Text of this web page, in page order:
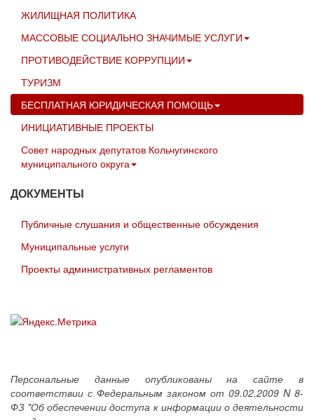
ЖИЛИЩНАЯ ПОЛИТИКА
МАССОВЫЕ СОЦИАЛЬНО ЗНАЧИМЫЕ УСЛУГИ
ПРОТИВОДЕЙСТВИЕ КОРРУПЦИИ
ТУРИЗМ
БЕСПЛАТНАЯ ЮРИДИЧЕСКАЯ ПОМОЩЬ
ИНИЦИАТИВНЫЕ ПРОЕКТЫ
Совет народных депутатов Кольчугинского
муниципального округа
ДОКУМЕНТЫ
Публичные слушания и общественные обсуждения
Муниципальные услуги
Проекты административных регламентов
Персональные данные опубликованы на сайте в
соответствии с Федеральным законом от 09.02.2009 N 8-
ФЗ "Об обеспечении доступа к информации о деятельности